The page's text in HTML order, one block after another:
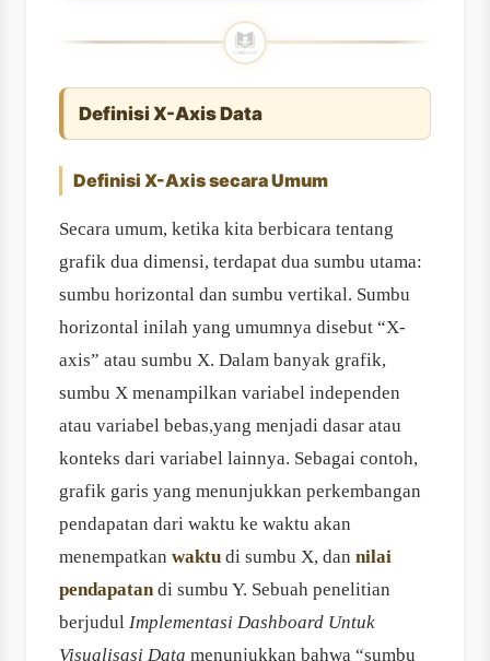
Definisi X-Axis Data
Definisi X-Axis secara Umum
Secara umum, ketika kita berbicara tentang
grafik dua dimensi, terdapat dua sumbu utama:
sumbu horizontal dan sumbu vertikal. Sumbu
horizontal inilah yang umumnya disebut “X-
axis” atau sumbu X. Dalam banyak grafik,
sumbu X menampilkan variabel independen
atau variabel bebas,yang menjadi dasar atau
konteks dari variabel lainnya. Sebagai contoh,
grafik garis yang menunjukkan perkembangan
pendapatan dari waktu ke waktu akan
menempatkan waktu di sumbu X, dan nilai
pendapatandi sumbu Y. Sebuah penelitian
berjudul Implementasi Dashboard Untuk
Visualisasi Data menunjukkan bahwa “sumbu